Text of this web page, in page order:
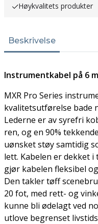
Høykvalitets produkter
Beskrivelse
Instrumentkabel på 6
MXR Pro Series
kvalitetsutførelse bade
Lederne er av syrefri
ren, og en 90%
uønsket støy samtidig
lett. Kabelen er dekket i
gjør kabelen fleksibel
Den takler tøff
20 fot, med rett- og
kunne bli ødelagt ved
utlove begrenset